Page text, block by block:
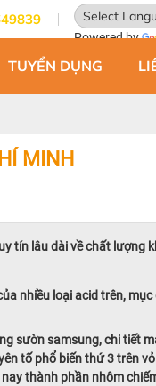
Powered by
TUYỂN DỤNG
MINH
tín lâu dài về chất lượng
nhiều loại acid trên, mục
sườn samsung, chi tiết
tố phổ biến thứ 3 trên
thành phần nhôm